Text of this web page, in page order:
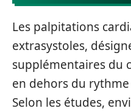
Les palpitations
extrasystoles,
supplémentaires du
en dehors du
Selon les études,